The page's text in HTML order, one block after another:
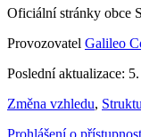
Oficiální stránky obce
Provozovatel Galileo
Poslední aktualizace:
Změna vzhledu,